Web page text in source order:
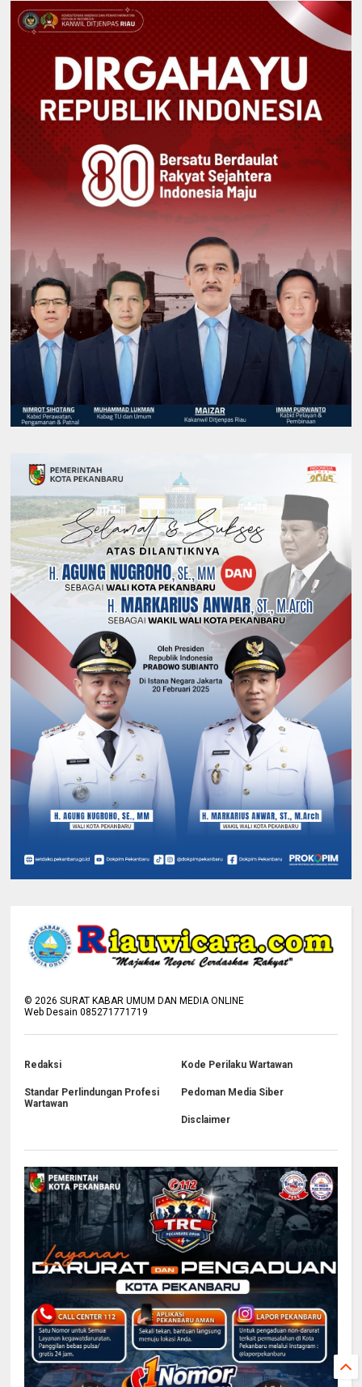
©2026 SURAT KABAR UMUM DAN MEDIA ONLINE
Web Desain 085271771719
Redaksi Kode Perilaku Wartawan
Standar Perlindungan Profesi
Wartawan
Pedoman Media Siber
Disclaimer